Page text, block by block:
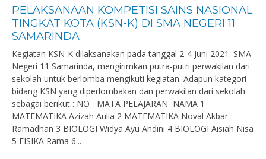
PELAKSANAAN KOMPETISI SAINS NASIONAL
TINGKAT KOTA (KSN-K) DI SMA NEGERI 11
SAMARINDA
Kegiatan KSN-K dilaksanakan pada tanggal 2-4 Juni 2021. SMA
Negeri 11 Samarinda, mengirimkan putra-putri perwakilan dari
sekolah untuk berlomba mengikuti kegiatan. Adapun kategori
bidang KSN yang diperlombakan dan perwakilan dari sekolah
sebagai berikut : NO MATA PELAJARAN NAMA 1
MATEMATIKA Azizah Aulia 2 MATEMATIKA Noval Akbar
Ramadhan 3 BIOLOGI Widya Ayu Andini 4 BIOLOGI Aisiah Nisa
5 FISIKA Rama 6...